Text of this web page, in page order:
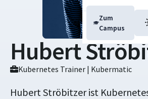
Blog
Zum
Campus
Hubert
Kubernetes Trainer | Kubermatic
Hubert Ströbitzer ist